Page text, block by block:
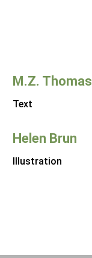
M.Z. Thomas
Text
Helen Brun
Illustration